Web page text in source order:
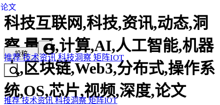
科技互联网,科技,资讯,动态,洞
察,量子,计算,AI,人工智能,机器
人,区块链,Web3,分布式,操作系
统,OS,芯片,视频,深度,论文
投稿
推荐技术资讯科技洞察 矩阵IOT
推荐技术资讯科技洞察矩阵IOT
论文